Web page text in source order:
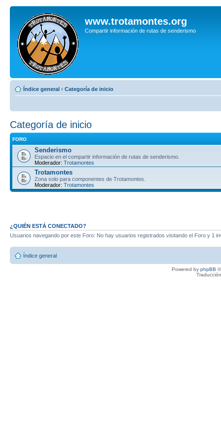
www.trotamontes.org
Compartir información de rutas de senderismo
Índice general ‹ Categoría de inicio
Categoría de inicio
FORO
Senderismo
Espacio en el compartir información de rutas de senderismo.
Moderador: Trotamontes
Trotamontes
Zona solo para componentes de Trotamontes.
Moderador: Trotamontes
¿QUIÉN ESTÁ CONECTADO?
Usuarios navegando por este Foro: No hay usuarios registrados visitando el Foro y 1
Índice general
Powered by phpBB